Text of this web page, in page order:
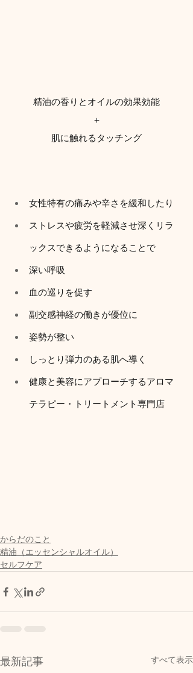
精油の香りとオイルの効果効能
＋
肌に触れるタッチング
女性特有の痛みや辛さを緩和したり
ストレスや疲労を軽減させ深くリラ
ックスできるようになることで
深い呼吸
血の巡りを促す
副交感神経の働きが優位に
姿勢が整い
しっとり弾力のある肌へ導く
健康と美容にアプローチするアロマ
テラピー・トリートメント専門店
からだのこと
精油（エッセンシャルオイル）
セルフケア
最新記事 すべて表示